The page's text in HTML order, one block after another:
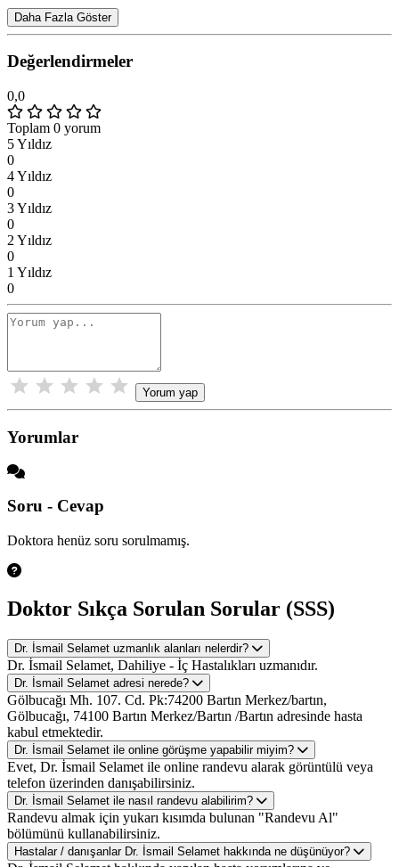
Daha Fazla Göster
Değerlendirmeler
0,0
Toplam 0 yorum
5 Yıldız
0
4 Yıldız
0
3 Yıldız
0
2 Yıldız
0
1 Yıldız
0
Yorum yap
Yorumlar
Soru - Cevap
Doktora henüz soru sorulmamış.
Doktor Sıkça Sorulan Sorular (SSS)
Dr. İsmail Selamet uzmanlık alanları nelerdir?
Dr. İsmail Selamet, Dahiliye - İç Hastalıkları uzmanıdır.
Dr. İsmail Selamet adresi nerede?
Gölbucağı Mh. 107. Cd. Pk:74200 Bartın Merkez/bartın,
Gölbucağı, 74100 Bartın Merkez/Bartın /Bartın adresinde hasta
kabul etmektedir.
Dr. İsmail Selamet ile online görüşme yapabilir miyim?
Evet, Dr. İsmail Selamet ile online randevu alarak görüntülü veya
telefon üzerinden danışabilirsiniz.
Dr. İsmail Selamet ile nasıl randevu alabilirim?
Randevu almak için yukarı kısımda bulunan "Randevu Al"
bölümünü kullanabilirsiniz.
Hastalar / danışanlar Dr. İsmail Selamet hakkında ne düşünüyor?